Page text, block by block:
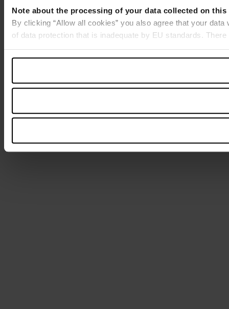
Note about the processing of your data collected on this
By clicking “Allow all cookies” you also agree that your
of data protection that is inadequate by EU standards.